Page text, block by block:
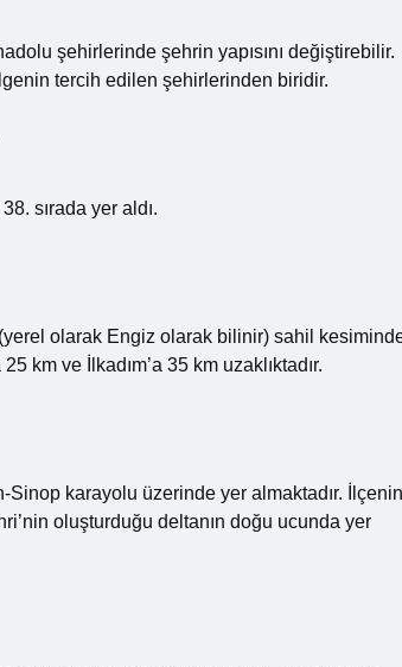
şehirlerinde şehrin yapısını değiştirebilir.
tercih edilen şehirlerinden biridir.
sırada yer aldı.
olarak Engiz olarak bilinir) sahil
km ve İlkadım’a 35 km uzaklıktadır.
Sinop karayolu üzerinde yer almaktadır. İlçenin
oluşturduğu deltanın doğu ucunda yer